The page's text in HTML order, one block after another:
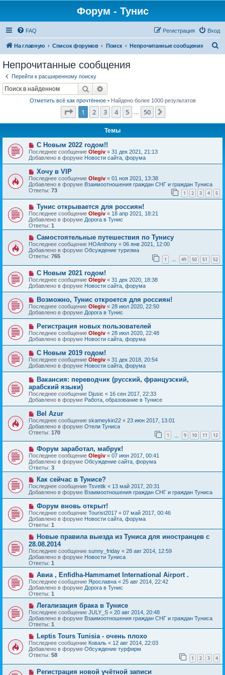
Форум - Тунис
FAQ Вход
Регистрация
На главную Список форумов Поиск Непрочитанные сообщения
Непрочитанные сообщения
Перейти к расширенному поиску
Поиск
Отметить всё как прочтённое• Найдено более 1000 результатов
Страница из 50
1 2 3 4 5 50
Темы
Н
о
в
о
е
с
о
о
б
щ
е
и
е
С Новым 2022 годом!!
Последнее сообщение Olegiv « 31 дек 2021, 21:13
Добавлено в форуме Новости сайта, форума
Н
о
в
о
е
с
о
о
б
щ
е
н
и
е
Хочу в VIP
Последнее сообщение Olegiv « 01 ноя 2021, 13:38
Добавлено в форуме Взаимоотношения граждан СНГ и граждан Туниса
Ответы: 73 1 2 3 4 5
Н
о
в
о
е
с
о
б
щ
е
н
и
е
Тунис открывается для россиян!
Последнее сообщение Olegiv « 18 апр 2021, 18:21
Добавлено в форуме Дорога в Тунис
Ответы: 1
Н
о
в
о
е
с
о
о
б
е
н
и
е
Самостоятельные путешествия по Тунису
Последнее сообщение HOAnthony « 06 янв 2021, 12:00
Добавлено в форуме Обсуждение туризма
Ответы: 765 1 … 49 50 51 52
Н
о
в
о
е
с
о
о
б
щ
е
н
и
е
С Новым 2021 годом!
Последнее сообщение Olegiv « 31 дек 2020, 18:38
Добавлено в форуме Новости сайта, форума
Н
о
в
о
е
с
о
о
б
щ
е
н
и
е
Возможно, Тунис откроется для россиян!
Последнее сообщение Olegiv « 28 июл 2020, 22:50
Добавлено в форуме Дорога в Тунис
Н
о
в
о
с
о
о
б
щ
е
н
и
е
Регистрация новых пользователей
Последнее сообщение Olegiv « 28 июл 2020, 22:48
Добавлено в форуме Новости сайта, форума
Н
о
в
о
е
с
о
о
б
щ
е
н
и
е
С Новым 2019 годом!
Последнее сообщение Olegiv « 31 дек 2018, 20:54
Добавлено в форуме Новости сайта, форума
Н
в
о
е
с
о
б
щ
и
е
Вакансия: переводчик (русский, французский,
арабский языки)
Последнее сообщение Djusic « 16 сен 2017, 22:33
Добавлено в форуме Работа, образование в Тунисе
Н
о
в
о
е
с
о
о
б
щ
е
н
и
е
Bel Azur
Последнее сообщение skameykin22 « 23 июн 2017, 13:01
Добавлено в форуме Отели Туниса
Ответы: 170 1 9 10 11 12
Н
о
в
о
е
с
о
о
б
щ
е
н
и
е
Форум заработал, мабрук!
Последнее сообщение Olegiv « 07 июн 2017, 00:41
Добавлено в форуме Обсуждение сайта, форума
Ответы: 3
Н
о
в
е
с
о
о
б
щ
е
н
и
е
Как сейчас в Тунисе?
Последнее сообщение Tsvetik « 13 май 2017, 20:31
Добавлено в форуме Взаимоотношения граждан СНГ и граждан Туниса
Н
о
в
о
е
с
о
о
б
щ
е
и
е
Форум вновь открыт!
Последнее сообщение Tourist2017 « 07 май 2017, 00:46
Добавлено в форуме Новости сайта, форума
Ответы: 1
Н
о
в
о
е
с
о
б
щ
е
и
е
Новые правила выезда из Туниса для иностранцев с
28.08.2014
Последнее сообщение sunny_friday « 28 авг 2014, 12:59
Добавлено в форуме Новости Туниса
Ответы: 1
Н
о
в
о
е
с
о
о
б
щ
е
н
и
е
Авиа , Enfidha-Hammamet International Airport .
Последнее сообщение Ярославна « 25 авг 2014, 22:42
Добавлено в форуме Дорога в Тунис
Ответы: 1
Н
о
в
о
е
с
о
о
б
щ
е
н
Легализация брака в Тунисе
Последнее сообщение JULY_S « 20 авг 2014, 20:48
Добавлено в форуме Взаимоотношения граждан СНГ и граждан Туниса
Ответы: 1
Н
о
в
о
с
Leptis Tours Tunisia - очень плохо
Последнее сообщение Коваль « 12 авг 2014, 22:03
Добавлено в форуме Обсуждение турфирм
Ответы: 58 1 2 3 4
НРегистрация новой учётной записи